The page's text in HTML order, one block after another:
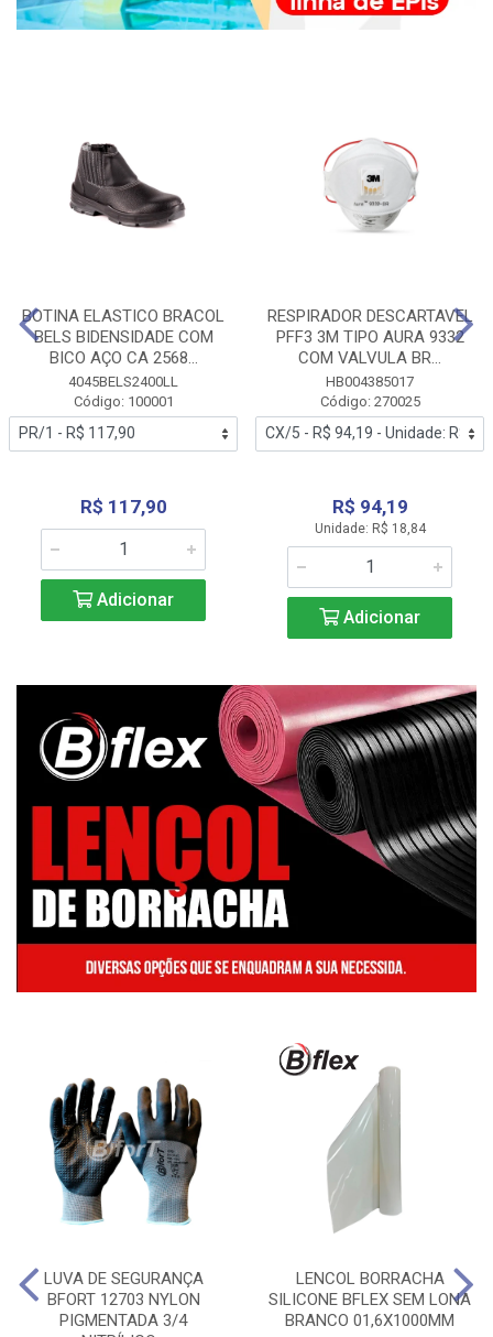
BOTINA ELASTICO BRACOL
BELS BIDENSIDADE COM
BICO AÇO CA 2568...
4045BELS2400LL
Código: 100001
R$ 117,90
Adicionar
RESPIRADOR DESCARTAVEL
PFF3 3M TIPO AURA 9332
COM VALVULA BR...
HB004385017
Código: 270025
R$ 94,19
Unidade: R$ 18,84
Adicionar
LUVA DE SEGURANÇA
BFORT 12703 NYLON
PIGMENTADA 3/4
LENCOL BORRACHA
SILICONE BFLEX SEM LONA
BRANCO 01,6X1000MM